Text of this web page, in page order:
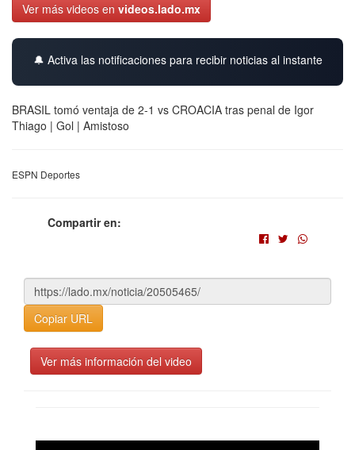
Ver más videos en videos.lado.mx
🔔 Activa las notificaciones para recibir noticias al instante
BRASIL tomó ventaja de 2-1 vs CROACIA tras penal de Igor
Thiago | Gol | Amistoso
ESPN Deportes
Compartir en:
Copiar URL
Ver más información del video